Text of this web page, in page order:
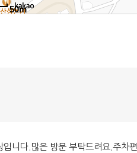
50m
니다.많은 방문 부탁드려요.주차편